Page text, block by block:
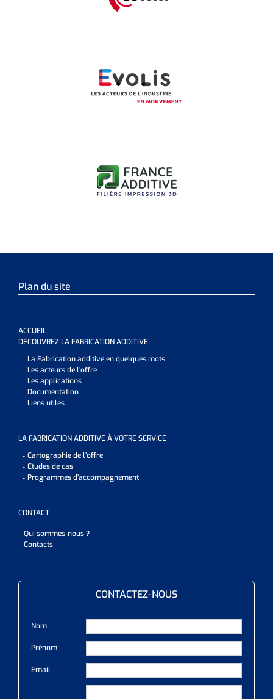
Plan du site
ACCUEIL
DÉCOUVREZ LA FABRICATION ADDITIVE
La Fabrication additive en quelques mots
Les acteurs de l’offre
Les applications
Documentation
Liens utiles
LA FABRICATION ADDITIVE À VOTRE SERVICE
Cartographie de l’offre
Etudes de cas
Programmes d’accompagnement
CONTACT
– Qui sommes-nous ?
– Contacts
CONTACTEZ-NOUS
Nom
Prénom
Email